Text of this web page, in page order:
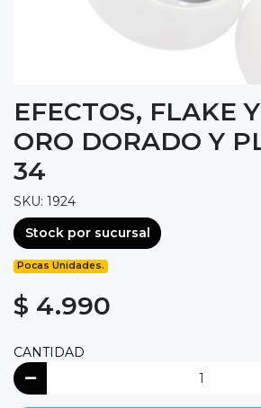
EFECTOS, FLAKE
ORO DORADO Y
34
SKU: 1924
Stock por sucursal
Pocas Unidades.
$ 4.990
CANTIDAD